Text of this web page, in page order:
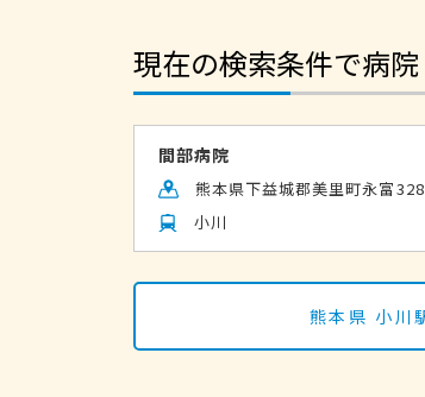
現在の検索条件で病
間部病院
熊本県下益城郡美里町永富328
小川
熊本県 小川